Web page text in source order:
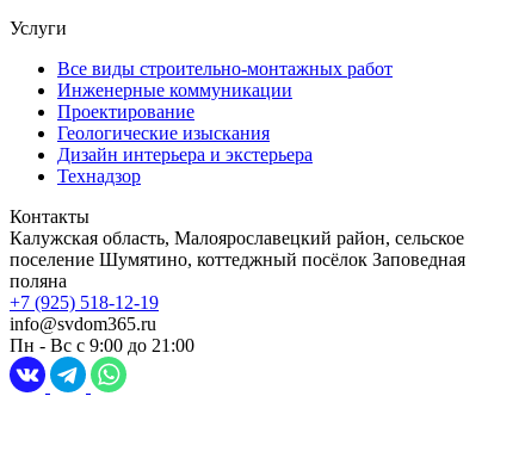
Услуги
Все виды строительно-монтажных работ
Инженерные коммуникации
Проектирование
Геологические изыскания
Дизайн интерьера и экстерьера
Технадзор
Контакты
Калужская область, Малоярославецкий район, сельское
поселение Шумятино, коттеджный посёлок Заповедная
поляна
+7 (925) 518-12-19
info@svdom365.ru
Пн - Вс с 9:00 до 21:00